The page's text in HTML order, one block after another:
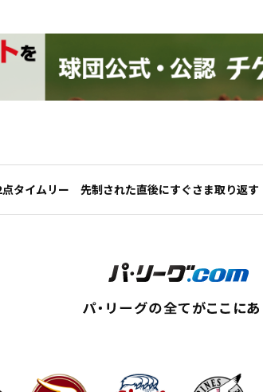
タイムリー 先制された直後にすぐさま取り返す